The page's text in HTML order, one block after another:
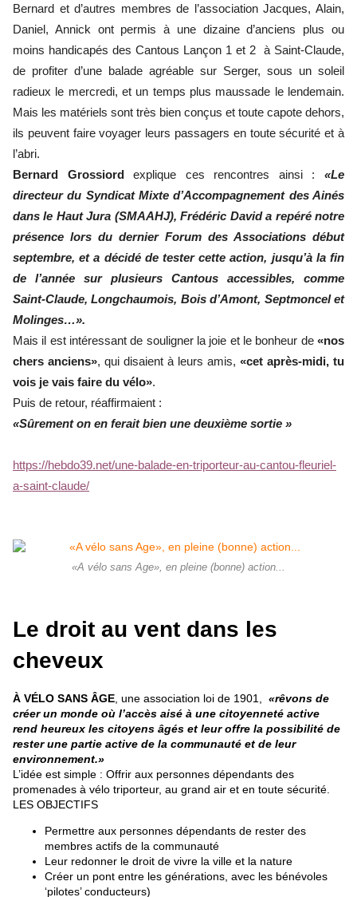
Bernard et d’autres membres de l’association Jacques, Alain,
Daniel, Annick ont permis à une dizaine d’anciens plus ou
moins handicapés des Cantous Lançon 1 et 2 à Saint-Claude,
de profiter d’une balade agréable sur Serger, sous un soleil
radieux le mercredi, et un temps plus maussade le lendemain.
Mais les matériels sont très bien conçus et toute capote dehors,
ils peuvent faire voyager leurs passagers en toute sécurité et à
l’abri.
Bernard Grossiordexplique ces rencontres ainsi :«Le
directeur du Syndicat Mixte d’Accompagnement des Ainés
dans le Haut Jura (SMAAHJ), Frédéric David a repéré notre
présence lors du dernier Forum des Associations début
septembre, et a décidé de tester cette action, jusqu’à la fin
de l’année sur plusieurs Cantous accessibles, comme
Saint-Claude, Longchaumois, Bois d’Amont, Septmoncel et
Molinges…».
Mais il est intéressant de souligner la joie et le bonheur de «nos
chers anciens», qui disaient à leurs amis, «cet après-midi, tu
vois je vais faire du vélo».
Puis de retour, réaffirmaient :
«Sûrement on en ferait bien une deuxième sortie »
https://hebdo39.net/une-balade-en-triporteur-au-cantou-fleuriel-
a-saint-claude/
«A vélo sans Age», en pleine (bonne) action...
Le droit au vent dans les
cheveux
À VÉLO SANS ÂGE , une association loi de 1901, «rêvons de
créer un monde où l’accès aisé à une citoyenneté active
rend heureux les citoyens âgés et leur offre la possibilité de
rester une partie active de la communauté et de leur
environnement.»
L’idée est simple : Offrir aux personnes dépendants des
promenades à vélo triporteur, au grand air et en toute sécurité.
LES OBJECTIFS
Permettre aux personnes dépendants de rester des
membres actifs de la communauté
Leur redonner le droit de vivre la ville et la nature
Créer un pont entre les générations, avec les bénévoles
‘pilotes’ conducteurs)